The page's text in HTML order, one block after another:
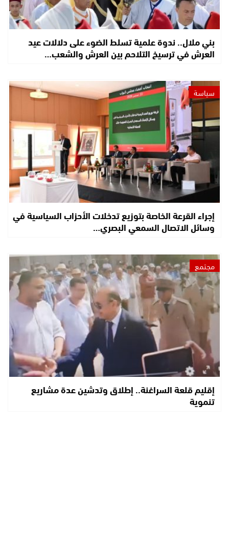
بني ملال.. ندوة علمية تسلط الضوء على دلالات عيد
العرش في ترسيخ التلاحم بين العرش والشعب…
سياسة
إجراء القرعة الخاصة بتوزيع تدخلات الأحزاب السياسية في
وسائل الاتصال السمعي البصري…
مجتمع
إقليم قلعة السراغنة.. إطلاق وتدشين عدة مشاريع
تنموية